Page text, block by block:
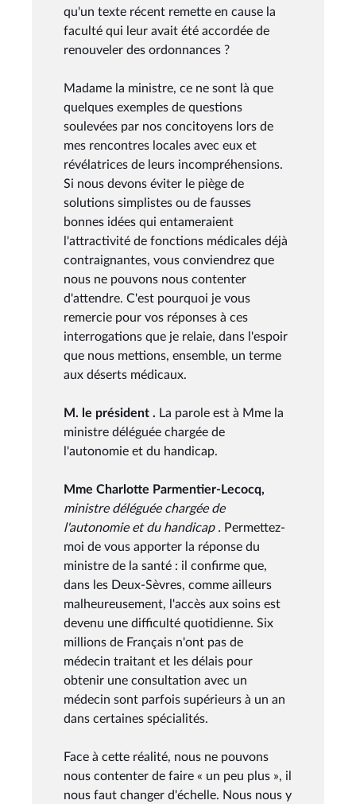
qu'un texte récent remette en cause la
faculté qui leur avait été accordée de
renouveler des ordonnances ?
Madame la ministre, ce ne sont là que
quelques exemples de questions
soulevées par nos concitoyens lors de
mes rencontres locales avec eux et
révélatrices de leurs incompréhensions.
Si nous devons éviter le piège de
solutions simplistes ou de fausses
bonnes idées qui entameraient
l'attractivité de fonctions médicales déjà
contraignantes, vous conviendrez que
nous ne pouvons nous contenter
d'attendre. C'est pourquoi je vous
remercie pour vos réponses à ces
interrogations que je relaie, dans l'espoir
que nous mettions, ensemble, un terme
aux déserts médicaux.
M. le président . La parole est à Mme la
ministre déléguée chargée de
l'autonomie et du handicap.
Mme Charlotte Parmentier-Lecocq,
ministre déléguée chargée de
l'autonomie et du handicap . Permettez-
moi de vous apporter la réponse du
ministre de la santé : il confirme que,
dans les Deux-Sèvres, comme ailleurs
malheureusement, l'accès aux soins est
devenu une difficulté quotidienne. Six
millions de Français n'ont pas de
médecin traitant et les délais pour
obtenir une consultation avec un
médecin sont parfois supérieurs à un an
dans certaines spécialités.
Face à cette réalité, nous ne pouvons
nous contenter de faire « un peu plus », il
nous faut changer d'échelle. Nous nous y